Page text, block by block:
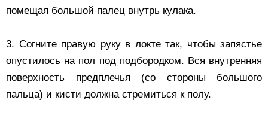
помещая большой палец внутрь кулака.
3. Согните правую руку в локте так, чтобы запястье
опустилось на пол под подбородком. Вся внутренняя
поверхность предплечья (со стороны большого
пальца) и кисти должна стремиться к полу.